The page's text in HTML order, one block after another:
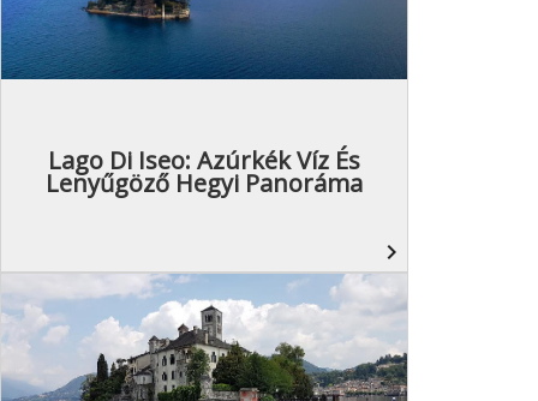
Lago Di Iseo: Azúrkék Víz És
Lenyűgöző Hegyi Panoráma
navigate_next